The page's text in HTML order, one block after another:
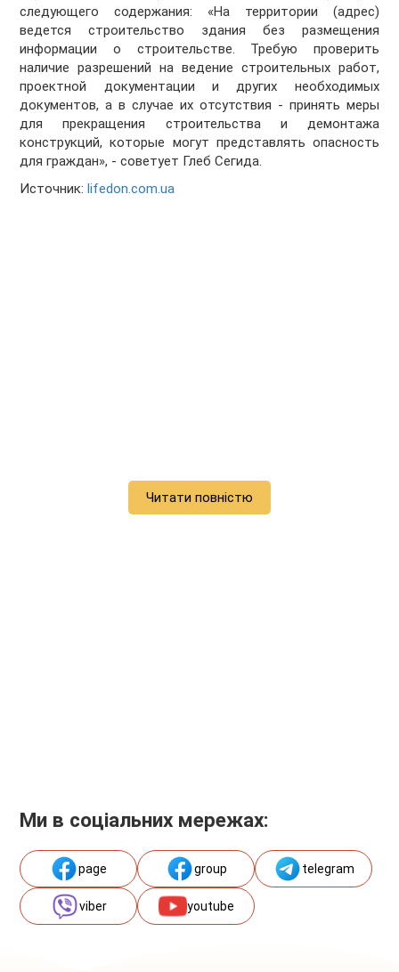
следующего содержания: «На территории (адрес)
ведется строительство здания без размещения
информации о строительстве. Требую проверить
наличие разрешений на ведение строительных работ,
проектной документации и других необходимых
документов, а в случае их отсутствия - принять меры
для прекращения строительства и демонтажа
конструкций, которые могут представлять опасность
для граждан», - советует Глеб Сегида.
Источник:lifedon.com.ua
Читати повністю
Ми в соціальних мережах:
page group telegram
viber youtube